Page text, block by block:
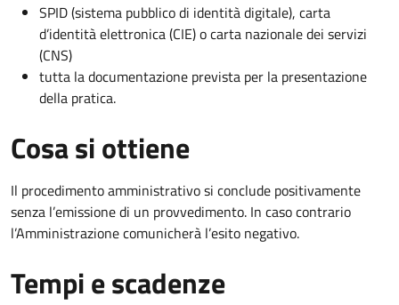
SPID (sistema pubblico di identità digitale), carta
d’identità elettronica (CIE) o carta nazionale dei servizi
(CNS)
tutta la documentazione prevista per la presentazione
della pratica.
Cosa si ottiene
Il procedimento amministrativo si conclude positivamente
senza l’emissione di un provvedimento. In caso contrario
l’Amministrazione comunicherà l’esito negativo.
Tempi e scadenze